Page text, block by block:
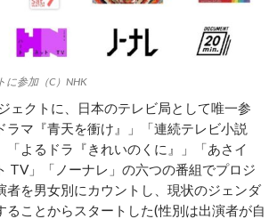
に参加（C）NHK
ェクトに、日本のテレビ局として唯一参
ラマ『青天を衝け』」「連続テレビ小説
「よるドラ『きれいのくに』」「あさイ
TV」「ノーナレ」の六つの番組でプロジ
者を男女別にカウントし、現状のジェンダ
ることからスタートした(性別は出演者が自